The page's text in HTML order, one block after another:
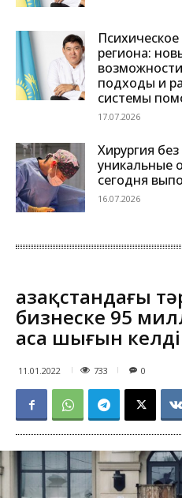
региона:
подходы и
системы
17.07.2026
Хирургия
уникальные
сегодня
16.07.2026